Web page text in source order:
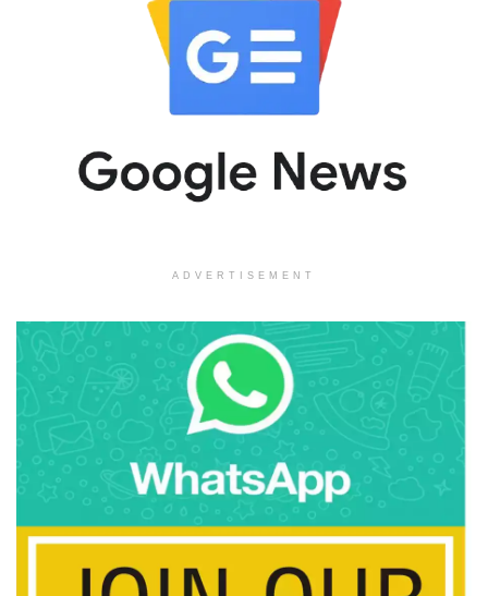
ADVERTISEMENT